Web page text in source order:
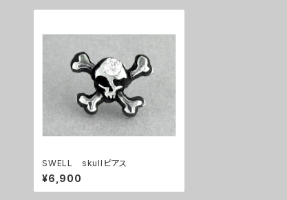
SWELL skullピアス
¥6,900